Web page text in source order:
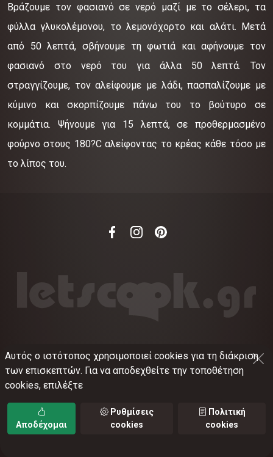
Βράζουμε τον φασιανό σε νερό μαζί με το σέλερι, τα
φύλλα γλυκολέμονου, το λεμονόχορτο και αλάτι. Μετά
από 50 λεπτά, σβήνουμε τη φωτιά και αφήνουμε τον
φασιανό στο νερό του για άλλα 50 λεπτά. Τον
στραγγίζουμε, τον αλείφουμε με λάδι, πασπαλίζουμε με
κύμινο και σκορπίζουμε πάνω του το βούτυρο σε
κομμάτια. Ψήνουμε για 15 λεπτά, σε προθερμασμένο
φούρνο στους 180?C αλείφοντας το κρέας κάθε τόσο με
το λίπος του.
©2012-2026 LETSCOOK.GRΑριθμός ΓΕΜΗ:
021375326001
Όροι χρήσης•Πολιτική απορρήτου
cookies• Ρυθμίσεις cookies
Αυτός ο ιστότοπος χρησιμοποιεί cookies για τη διάκριση
των επισκεπτών. Για να αποδεχθείτε την τοποθέτηση
cookies, επιλέξτε
Αποδέχομαι
Ρυθμίσεις
cookies
Πολιτική
cookies